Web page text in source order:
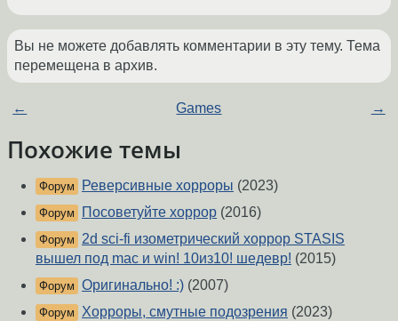
Вы не можете добавлять комментарии в эту тему. Тема
перемещена в архив.
← Games →
Похожие темы
Форум Реверсивные хорроры (2023)
Форум Посоветуйте хоррор (2016)
Форум
2d sci-fi изометрический хоррор STASIS
вышел под mac и win! 10из10! шедевр! (2015)
Форум Оригинально! :) (2007)
Форум Хорроры, смутные подозрения (2023)